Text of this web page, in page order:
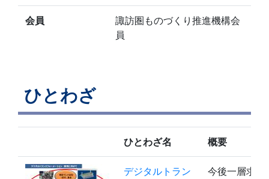
会員
諏訪圏ものづくり推進機構会
員
ひとわざ
ひとわざ名 概要
デジタルトラン
今後一層求め